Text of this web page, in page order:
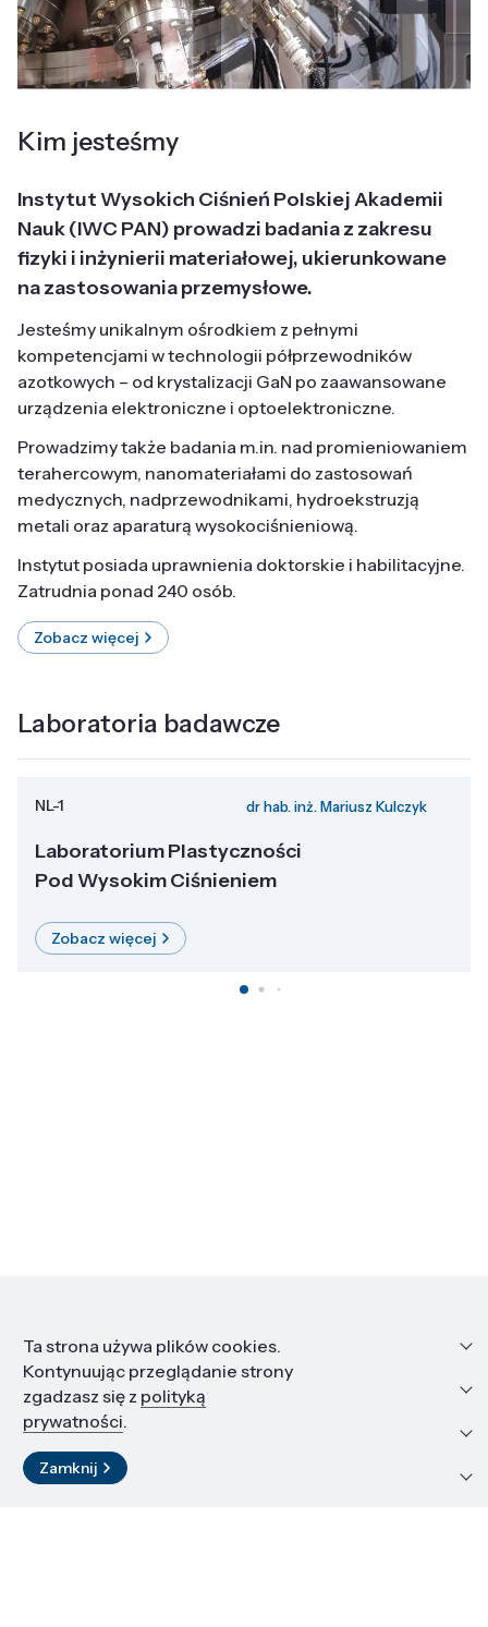
Kim jesteśmy
Instytut Wysokich Ciśnień Polskiej Akademii
Nauk (IWC PAN) prowadzi badania z zakresu
fizyki i inżynierii materiałowej, ukierunkowane
na zastosowania przemysłowe.
Jesteśmy unikalnym ośrodkiem z pełnymi
kompetencjami w technologii półprzewodników
azotkowych – od krystalizacji GaN po zaawansowane
urządzenia elektroniczne i optoelektroniczne.
Prowadzimy także badania m.in. nad promieniowaniem
terahercowym, nanomateriałami do zastosowań
medycznych, nadprzewodnikami, hydroekstruzją
metali oraz aparaturą wysokociśnieniową.
Instytut posiada uprawnienia doktorskie i habilitacyjne.
Zatrudnia ponad 240 osób.
Zobacz więcej
Laboratoria badawcze
NL-1 dr hab. inż. Mariusz Kulczyk
Laboratorium Plastyczności
Pod Wysokim Ciśnieniem
Zobacz więcej
Informacje
Edukacja i kariera
Zasoby i materiały
Kontakt
Ta strona używa plików cookies.
Kontynuując przeglądanie strony
zgadzasz się z polityką
prywatności.
Zamknij